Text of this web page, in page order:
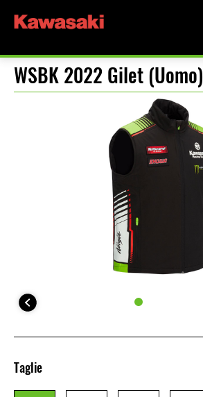
WSBK 2022 Gilet (Uomo)
Taglie